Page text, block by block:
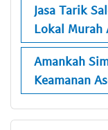
Jasa Tarik
Lokal Murah
Amankah
Keamanan